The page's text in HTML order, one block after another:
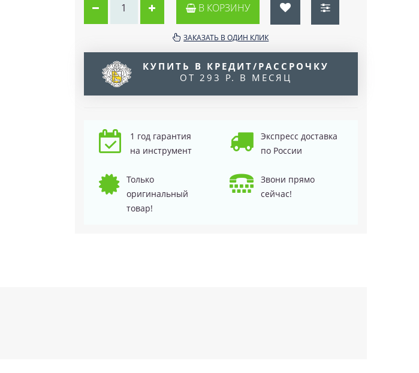
В КОРЗИНУ
ЗАКАЗАТЬ В ОДИН КЛИК
КУПИТЬ В КРЕДИТ/РАССРОЧКУ
ОТ 293 Р. В МЕСЯЦ
1 год гарантия
на инструмент
Экспресс доставка
по России
Только
оригинальный
товар!
Звони прямо
сейчас!